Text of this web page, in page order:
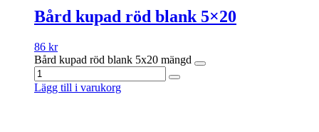
Bård kupad röd blank 5×20
86 kr
Bård kupad röd blank 5x20 mängd
Lägg till i varukorg